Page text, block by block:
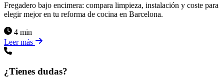
Fregadero bajo encimera: compara limpieza, instalación y coste para
elegir mejor en tu reforma de cocina en Barcelona.
4 min
Leer más
¿Tienes dudas?